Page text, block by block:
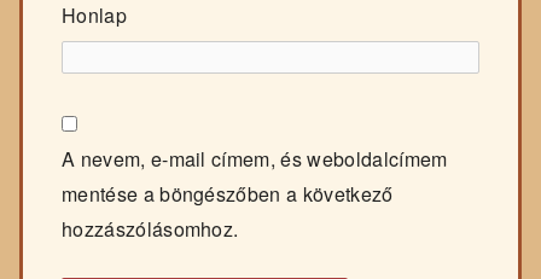
Honlap
A nevem, e-mail címem, és weboldalcímem
mentése a böngészőben a következő
hozzászólásomhoz.